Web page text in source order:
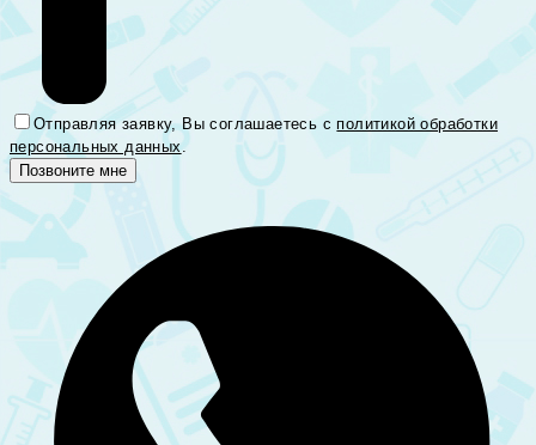
Отправляя заявку, Вы соглашаетесь сполитикой обработки
персональных данных.